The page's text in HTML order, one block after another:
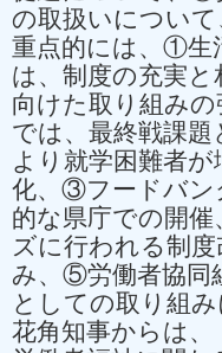
の取扱いについ
重点的には、①生
は、制度の充実
向けた取り組み
では、最終戦課
より就学困難者
化、③フードバン
的な県庁での開
ズに行われる制
み、⑤労働者協同
としての取り組
花角知事からは